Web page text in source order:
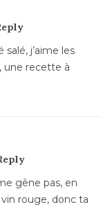
j’aime les
une recette à
gêne pas, en
rouge, donc ta